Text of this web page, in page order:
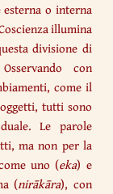
esterna o interna
illumina
divisione di
con
come il
tutti sono
Le parole
ma non per la
uno (eka) e
(nirākāra), con